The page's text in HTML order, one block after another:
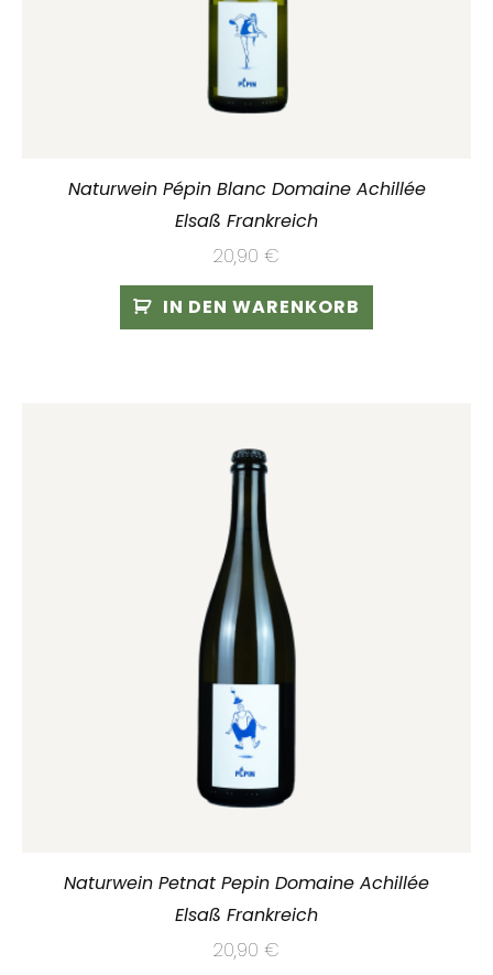
Naturwein Pépin Blanc Domaine Achillée
Elsaß Frankreich
20,90 €
IN DEN WARENKORB
Naturwein Petnat Pepin Domaine Achillée
Elsaß Frankreich
20,90 €